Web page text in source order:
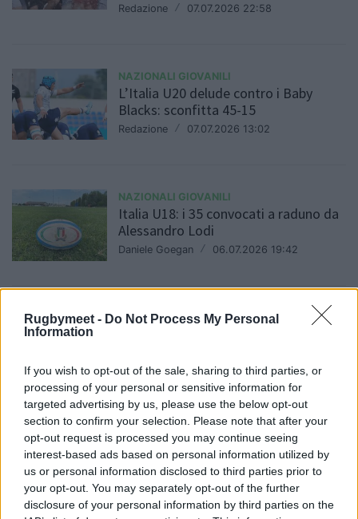
Rugbymeet - Do Not Process My Personal
Information
If you wish to opt-out of the sale, sharing to third parties, or
processing of your personal or sensitive information for
targeted advertising by us, please use the below opt-out
section to confirm your selection. Please note that after your
opt-out request is processed you may continue seeing
interest-based ads based on personal information utilized by
us or personal information disclosed to third parties prior to
your opt-out. You may separately opt-out of the further
disclosure of your personal information by third parties on the
Redazione / 07.07.2026 22:58
NAZIONALI GIOVANILI
L’Italia U20 delude contro i Baby
Blacks: sconfitta 45-15
Redazione / 07.07.2026 13:02
NAZIONALI GIOVANILI
Italia U18: i 35 convocati a raduno da
Alessandro Lodi
Daniele Goegan / 06.07.2026 19:42
NAZIONALI GIOVANILI
Daniele Goegan / 05.07.2026 11:41
NAZIONALI GIOVANILI
Mondiale U20: gli Azzurrini vincono la
prima contro il Giappone
Fabrizio Sicignano / 02.07.2026 20:33